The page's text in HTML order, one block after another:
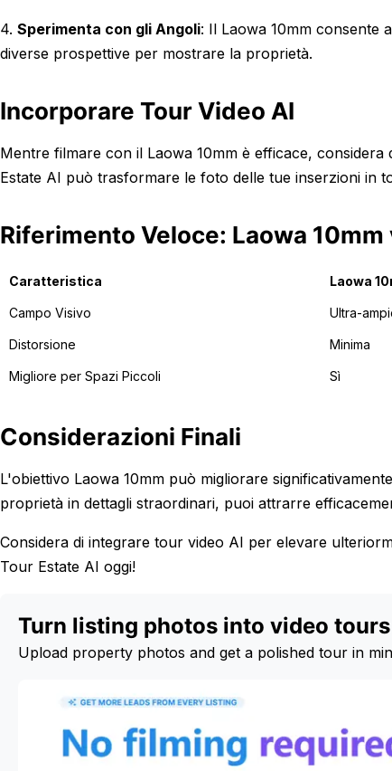
4. Sperimenta con gli Angoli: Il Laowa 10mm consente
diverse prospettive per mostrare la proprietà.
Incorporare Tour Video AI
Mentre filmare con il Laowa 10mm è efficace,
Estate AI può trasformare le foto delle tue inserzioni in
Riferimento Veloce: Laowa
Caratteristica Laowa
Campo Visivo Ultra-
Distorsione Minima
Migliore per Spazi Piccoli Sì
Considerazioni Finali
L'obiettivo Laowa 10mm può migliorare
proprietà in dettagli straordinari, puoi attrarre
Considera di integrare tour video AI per elevare
Tour Estate AI oggi!
Turn listing photos into video tours
Upload property photos and get a polished tour in